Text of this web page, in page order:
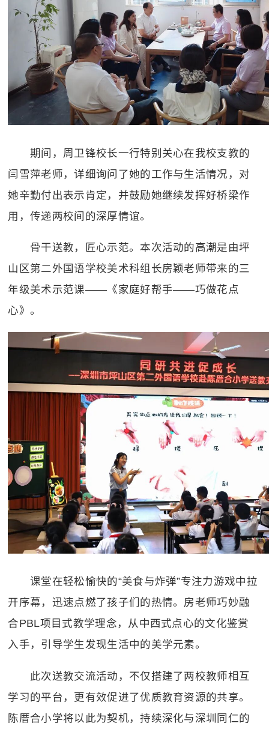
期间，周卫锋校长一行特别关心在我校支教的
闫雪萍老师，详细询问了她的工作与生活情况，对
她辛勤付出表示肯定，并鼓励她继续发挥好桥梁作
用，传递两校间的深厚情谊。
骨干送教，匠心示范。本次活动的高潮是由坪
山区第二外国语学校美术科组长房颖老师带来的三
年级美术示范课——《家庭好帮手——巧做花点
心》。
课堂在轻松愉快的“美食与炸弹”专注力游戏中拉
开序幕，迅速点燃了孩子们的热情。房老师巧妙融
合PBL项目式教学理念，从中西式点心的文化鉴赏
入手，引导学生发现生活中的美学元素。
此次送教交流活动，不仅搭建了两校教师相互
学习的平台，更有效促进了优质教育资源的共享。
陈厝合小学将以此为契机，持续深化与深圳同仁的